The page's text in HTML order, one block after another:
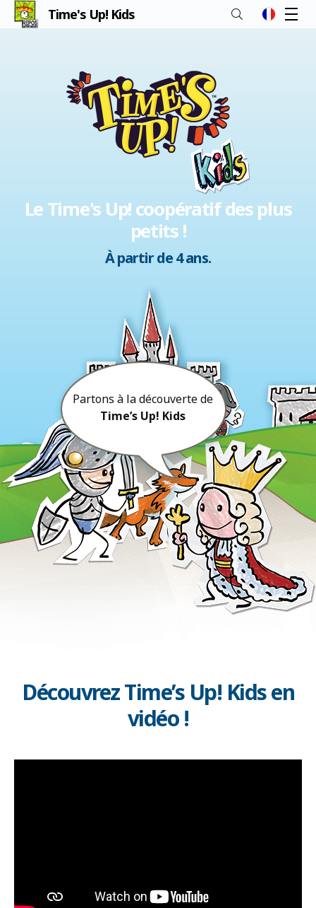
Time's Up! Kids fr
Le Time's Up! coopératif des plus
petits !
À partir de 4 ans.
Partons à la découverte de
Time’s Up! Kids
Découvrez Time’s Up! Kids en
vidéo !